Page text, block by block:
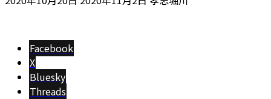
Facebook
X
Bluesky
Threads